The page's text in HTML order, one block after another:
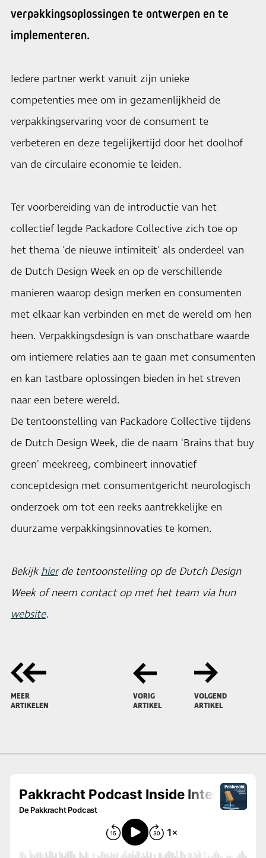
verpakkingsoplossingen te ontwerpen en te
implementeren.
Iedere partner werkt vanuit zijn unieke
competenties mee om in gezamenlijkheid de
verpakkingservaring voor de consument te
verbeteren en deze tegelijkertijd door het doolhof
van de circulaire economie te leiden.
Ter voorbereiding van de introductie van het
collectief legde Packadore Collective zich toe op
het thema 'de nieuwe intimiteit' als onderdeel van
de Dutch Design Week en op de verschillende
manieren waarop design merken en consumenten
met elkaar kan verbinden en met de wereld om hen
heen. Verpakkingsdesign is van onschatbare waarde
om intiemere relaties aan te gaan met consumenten
en kan tastbare oplossingen bieden in het streven
naar een betere wereld.
De tentoonstelling van Packadore Collective tijdens
de Dutch Design Week, die de naam 'Brains that buy
green' meekreeg, combineert innovatief
conceptdesign met consumentgericht neurologisch
onderzoek om tot een reeks aantrekkelijke en
duurzame verpakkingsinnovaties te komen.
Bekijkhierde tentoonstelling op de Dutch Design
Week of neem contact op met het team via hun
website.
MEER
ARTIKELEN
VORIG
ARTIKEL
VOLGEND
ARTIKEL